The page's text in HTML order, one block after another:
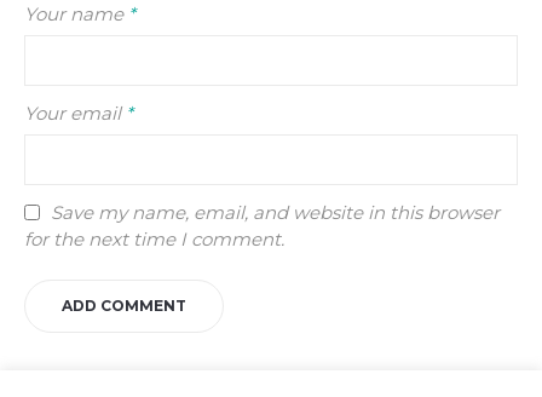
Your name *
Your email *
Save my name, email, and website in this browser
for the next time I comment.